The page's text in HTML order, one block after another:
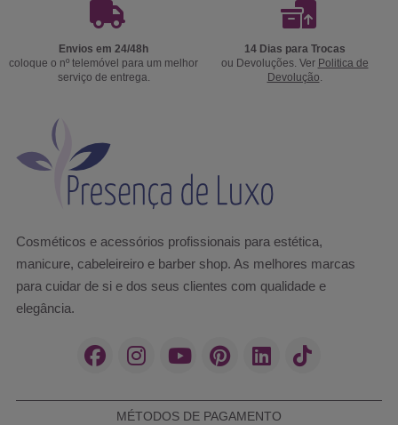
Envios em 24/48h
coloque o nº telemóvel para um melhor
serviço de entrega.
14 Dias para Trocas
ou Devoluções. Ver Politica de
Devolução
Cosméticos e acessórios profissionais para estética,
manicure, cabeleireiro e barber shop. As melhores marcas
para cuidar de si e dos seus clientes com qualidade e
elegância.
MÉTODOS DE PAGAMENTO